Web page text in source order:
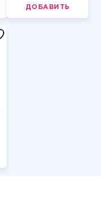
ДОБАВИТЬ